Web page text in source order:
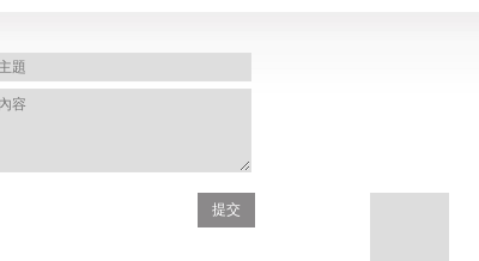
提交